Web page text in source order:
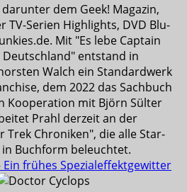
dem Geek! Magazin,
TV-Serien Highlights, DVD Blu-
Mit "Es lebe Captain
Deutschland" entstand in
Walch ein Standardwerk
dem 2022 das Sachbuch
Kooperation mit Björn Sülter
Prahl derzeit an der
Trek Chroniken", die alle Star-
Buchform beleuchtet.
Ein frühes Spezialeffektgewitter